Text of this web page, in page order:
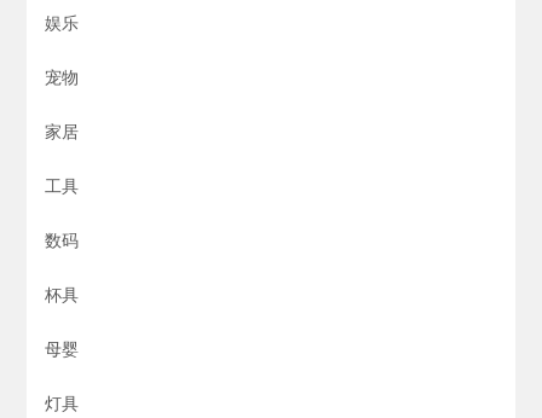
娱乐
宠物
家居
工具
数码
杯具
母婴
灯具